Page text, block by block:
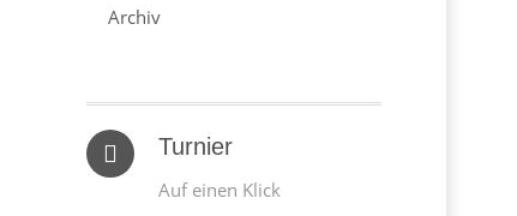
Archiv
Turnier
Auf einen Klick